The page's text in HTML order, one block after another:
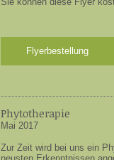
Flyerbestellung
Phytotherapie
Mai 2017
​Zur Zeit wird bei uns ein